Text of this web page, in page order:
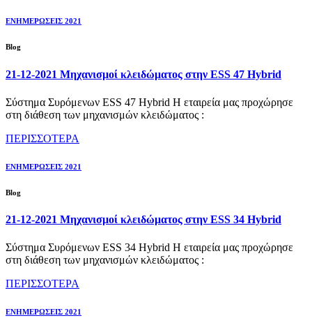
ΕΝΗΜΕΡΩΣΕΙΣ 2021
Blog
21-12-2021 Μηχανισμοί κλειδώματος στην ESS 47 Hybrid
Σύστημα Συρόμενων ESS 47 Hybrid Η εταιρεία μας προχώρησε
στη διάθεση των μηχανισμών κλειδώματος :
ΠΕΡΙΣΣΟΤΕΡΑ
ΕΝΗΜΕΡΩΣΕΙΣ 2021
Blog
21-12-2021 Μηχανισμοί κλειδώματος στην ESS 34 Hybrid
Σύστημα Συρόμενων ESS 34 Hybrid Η εταιρεία μας προχώρησε
στη διάθεση των μηχανισμών κλειδώματος :
ΠΕΡΙΣΣΟΤΕΡΑ
ΕΝΗΜΕΡΩΣΕΙΣ 2021